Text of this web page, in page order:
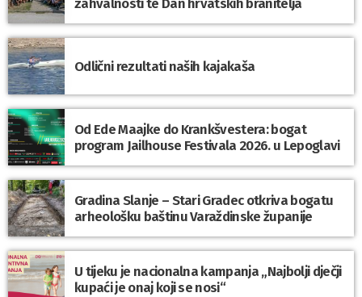
zahvalnosti te Dan hrvatskih branitelja
Odlični rezultati naših kajakaša
Od Ede Maajke do Krankšvestera: bogat
program Jailhouse Festivala 2026. u Lepoglavi
Gradina Slanje – Stari Gradec otkriva bogatu
arheološku baštinu Varaždinske županije
U tijeku je nacionalna kampanja „Najbolji dječji
kupaći je onaj koji se nosi“